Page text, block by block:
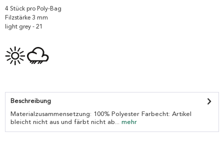
4 Stück pro Poly-Bag
Filzstärke 3 mm
light grey - 21
Beschreibung
Materialzusammensetzung: 100% Polyester Farbecht: Artikel
bleicht nicht aus und färbt nicht ab... mehr